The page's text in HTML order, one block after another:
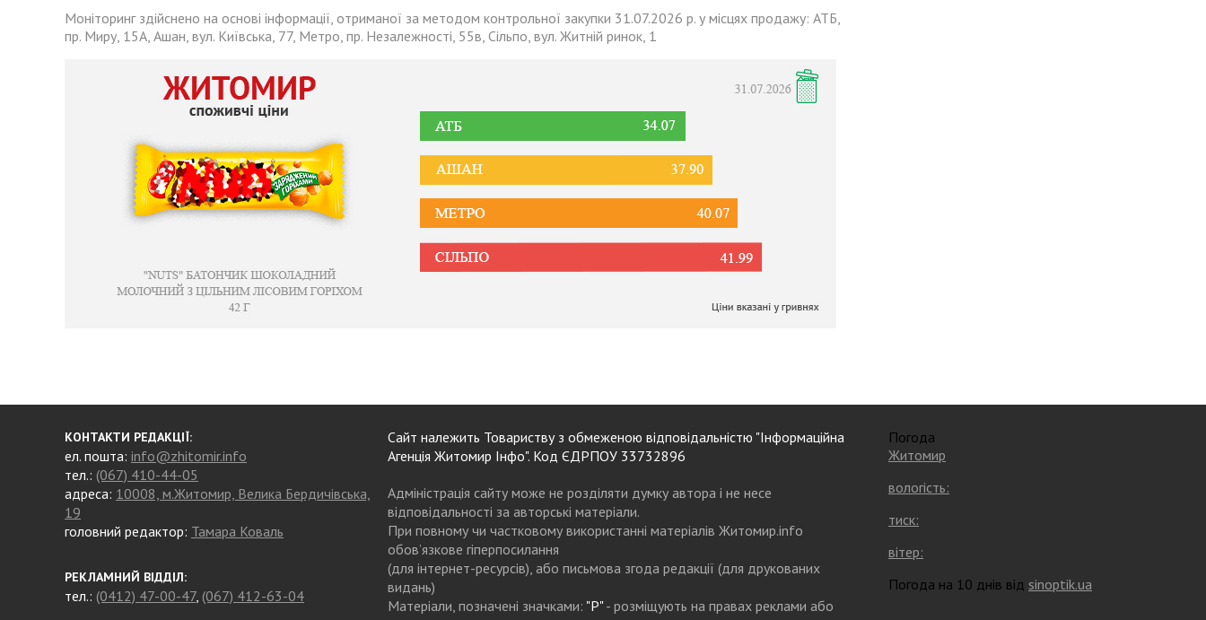
Моніторинг здійснено на основі інформації, отриманої за методом контрольної закупки 31.07.2026 р. у місцях продажу: АТБ,
пр. Миру, 15А, Ашан, вул. Київська, 77, Метро, пр. Незалежності, 55в, Сільпо, вул. Житній ринок, 1
КОНТАКТИ РЕДАКЦІЇ:
ел. пошта: info@zhitomir.info
тел.: (067) 410-44-05
адреса: 10008, м.Житомир, Велика Бердичівська,
19
головний редактор: Тамара Коваль
РЕКЛАМНИЙ ВІДДІЛ:
тел.: (0412) 47-00-47, (067) 412-63-04
Сайт належить Товариству з обмеженою відповідальністю "Інформаційна
Агенція Житомир Інфо". Код ЄДРПОУ 33732896
Адміністрація сайту може не розділяти думку автора і не несе
відповідальності за авторські матеріали.
При повному чи частковому використанні матеріалів Житомир.info
обов’язкове гіперпосилання
(для інтернет-ресурсів), або письмова згода редакції (для друкованих
видань)
Матеріали, позначені значками: "Р"- розміщують на правах реклами або
Погода
Житомир
вологість:
тиск:
вітер:
Погода на 10 днів від sinoptik.ua